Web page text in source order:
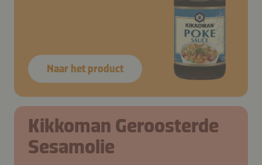
Naar het product
Kikkoman Geroosterde
Sesamolie